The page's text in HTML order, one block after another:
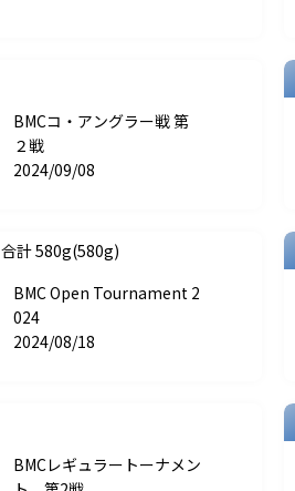
BMCコ・アングラー戦 第
２戦
2024/09/08
合計 580g(580g)
BMC Open Tournament 2
024
2024/08/18
BMCレギュラートーナメン